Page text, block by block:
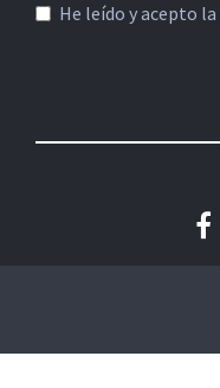
He leído y acepto la